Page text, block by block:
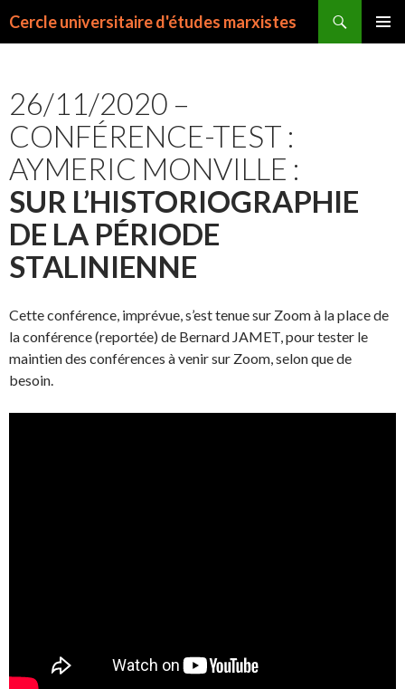
Cercle universitaire d'études marxistes
26/11/2020 –
CONFÉRENCE-TEST :
AYMERIC MONVILLE :
SUR L’HISTORIOGRAPHIE
DE LA PÉRIODE
STALINIENNE
Cette conférence, imprévue, s’est tenue sur Zoom à la place de
la conférence (reportée) de Bernard JAMET, pour tester le
maintien des conférences à venir sur Zoom, selon que de
besoin.